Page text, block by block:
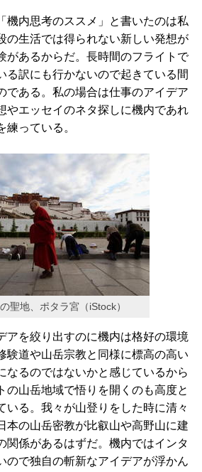
内思考のススメ」と書いたのは私
の生活では得られない新しい発想が
があるからだ。長時間のフライトで
る訳にも行かないので起きている間
である。私の場合は仕事のアイデア
やエッセイのネタ探しに機内であれ
練っている。
聖地、ポタラ宮（iStock）
を絞り出すのに機内は格好の環境
験道や山岳宗教と同様に標高の高い
なるのではないかと感じているから
の山岳地域で悟りを開くのも高度と
いる。我々が山登りをした時に清々
本の山岳密教が比叡山や高野山に建
関係があるはずだ。機内ではインタ
ので独自の斬新なアイデアが浮かん